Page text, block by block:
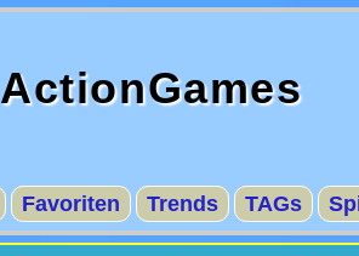
ActionGames
Favoriten Trends TAGs